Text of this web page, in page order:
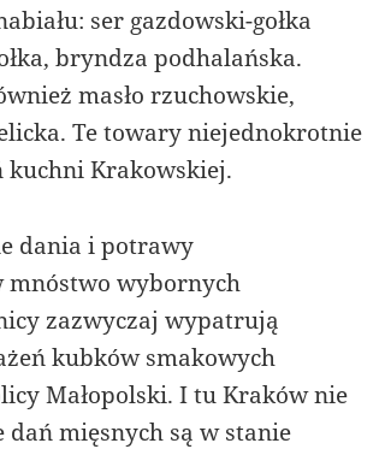
ser gazdowski-gołka
bryndza podhalańska.
masło rzuchowskie,
Te towary niejednokrotnie
Krakowskiej.
dania i potrawy
mnóstwo wybornych
zazwyczaj wypatrują
kubków smakowych
Małopolski. I tu Kraków nie
mięsnych są w stanie